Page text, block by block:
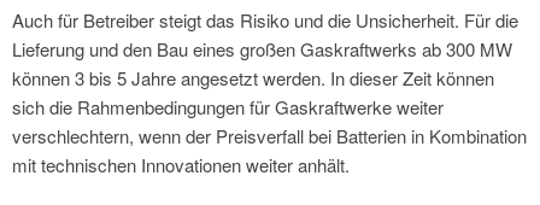
Auch für Betreiber steigt das Risiko und die Unsicherheit. Für die
Lieferung und den Bau eines großen Gaskraftwerks ab 300 MW
können 3 bis 5 Jahre angesetzt werden. In dieser Zeit können
sich die Rahmenbedingungen für Gaskraftwerke weiter
verschlechtern, wenn der Preisverfall bei Batterien in Kombination
mit technischen Innovationen weiter anhält.